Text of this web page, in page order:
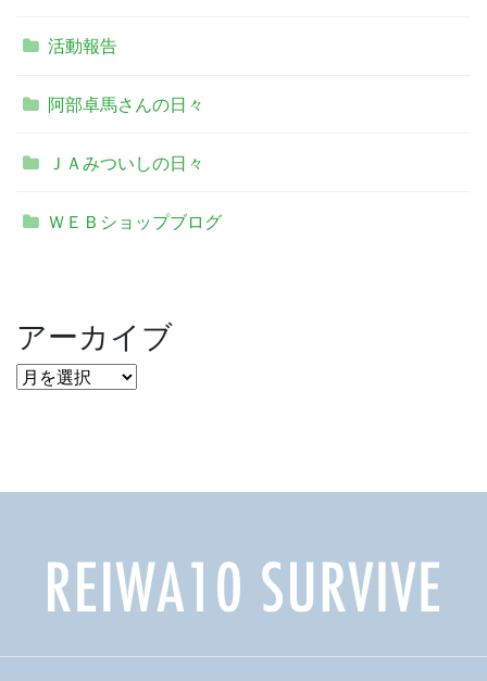
活動報告
阿部卓馬さんの日々
ＪＡみついしの日々
ＷＥＢショップブログ
アーカイブ
ア